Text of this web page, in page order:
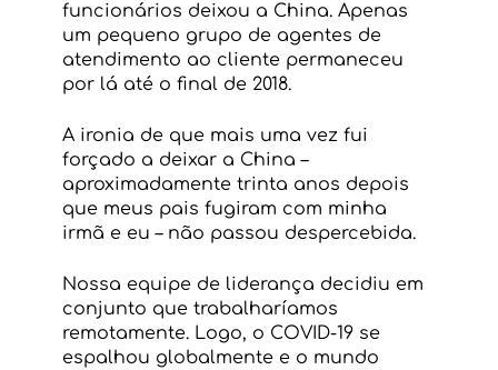
funcionários deixou a China. Apenas
um pequeno grupo de agentes de
atendimento ao cliente permaneceu
por lá até o final de 2018.
A ironia de que mais uma vez fui
forçado a deixar a China –
aproximadamente trinta anos depois
que meus pais fugiram com minha
irmã e eu – não passou despercebida.
Nossa equipe de liderança decidiu em
conjunto que trabalharíamos
remotamente. Logo, o COVID-19 se
espalhou globalmente e o mundo